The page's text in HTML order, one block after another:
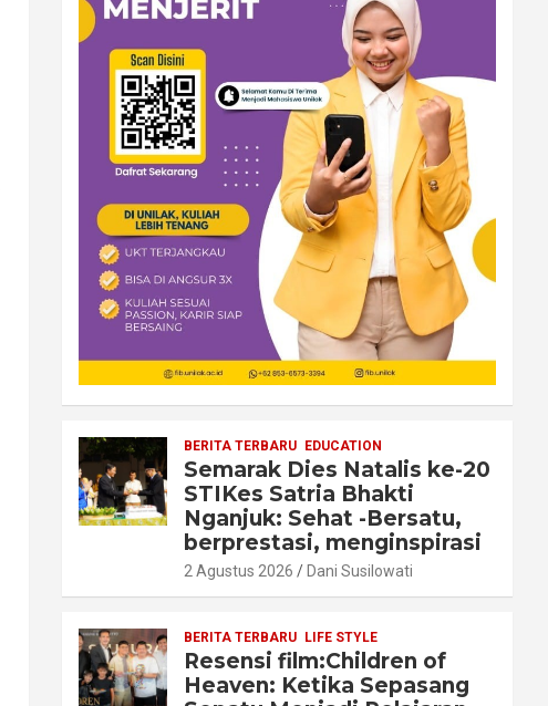
BERITA TERBARU EDUCATION
Semarak Dies Natalis ke-20
STIKes Satria Bhakti
Nganjuk: Sehat -Bersatu,
berprestasi, menginspirasi
2 Agustus 2026 Dani Susilowati
BERITA TERBARU LIFE STYLE
Resensi film:Children of
Heaven: Ketika Sepasang